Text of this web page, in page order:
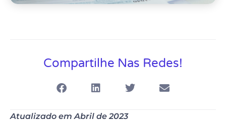
Compartilhe Nas Redes!
Atualizado em Abril de 2023